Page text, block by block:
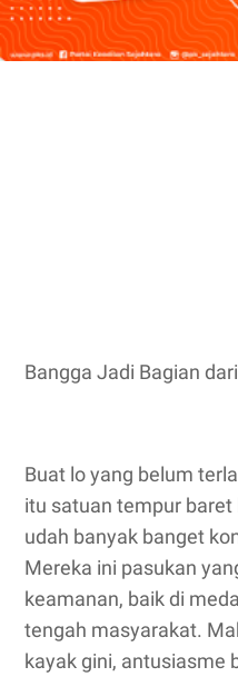
Bangga Jadi Bagian
Buat lo yang belum
itu satuan tempur
udah banyak banget
Mereka ini pasukan
keamanan, baik di
tengah masyarakat.
kayak gini, antusiasme